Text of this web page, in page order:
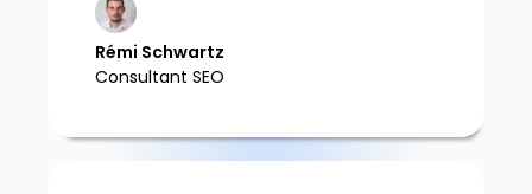
Rémi Schwartz
Consultant SEO